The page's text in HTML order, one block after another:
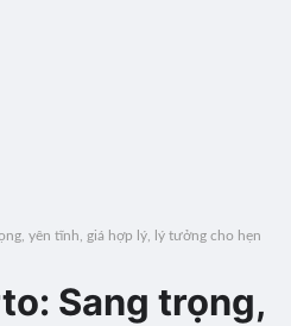
yên tĩnh, giá hợp lý, lý tưởng cho hẹn
Sang trọng,